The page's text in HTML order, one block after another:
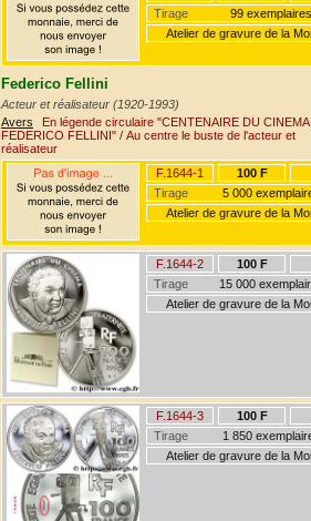
Tirage
99 exemplaires
Atelier de gravure de la
Federico Fellini
Acteur et réalisateur (1920-1993)
Avers
En légende circulaire "CENTENAIRE DU CINEMA
FEDERICO FELLINI" / Au centre le buste de l'acteur et
réalisateur
F.1644-1
100 F
Tirage
5 000
Atelier de gravure de la
F.1644-2 100 F
Tirage
15 000
Atelier de gravure de la
F.1644-3 100 F
Tirage
1 850
Atelier de gravure de la